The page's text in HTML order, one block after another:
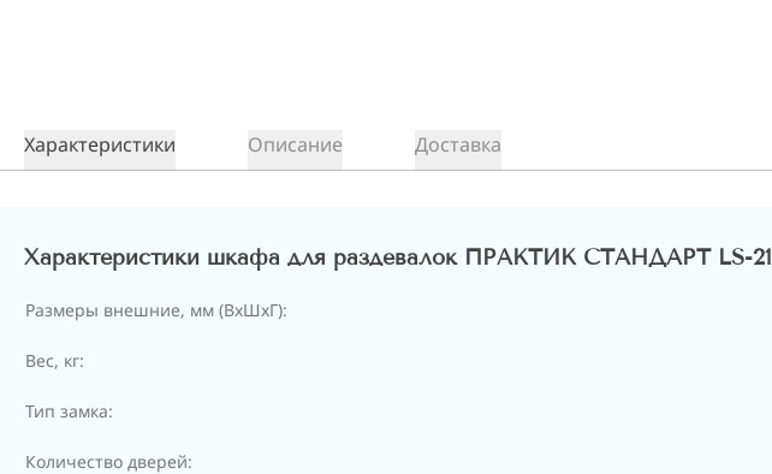
Характеристики Описание Доставка
Характеристики шкафа для раздевалок ПРАКТИК СТАНДАРТ LS-21
Размеры внешние, мм (ВхШхГ):
Вес, кг:
Тип замка:
Количество дверей: